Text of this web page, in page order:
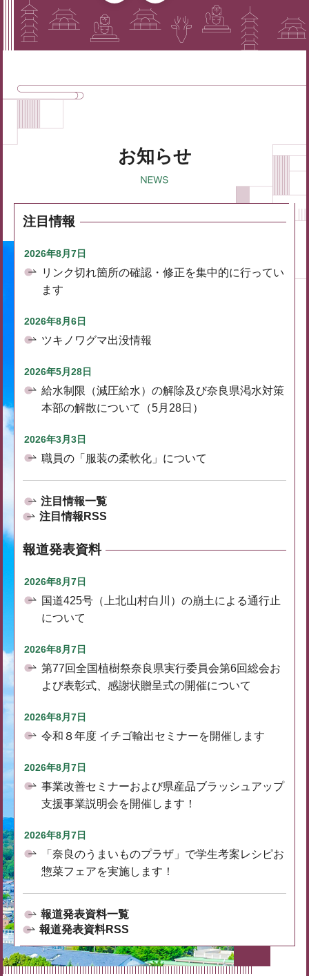
お知らせ
注目情報
2026年8月7日
リンク切れ箇所の確認・修正を集中的に行ってい
ます
2026年8月6日
ツキノワグマ出没情報
2026年5月28日
給水制限（減圧給水）の解除及び奈良県渇水対策
本部の解散について（5月28日）
2026年3月3日
職員の「服装の柔軟化」について
注目情報一覧
注目情報RSS
報道発表資料
2026年8月7日
国道425号（上北山村白川）の崩土による通行止
について
2026年8月7日
第77回全国植樹祭奈良県実行委員会第6回総会お
よび表彰式、感謝状贈呈式の開催について
2026年8月7日
令和８年度 イチゴ輸出セミナーを開催します
2026年8月7日
事業改善セミナーおよび県産品ブラッシュアップ
支援事業説明会を開催します！
2026年8月7日
「奈良のうまいものプラザ」で学生考案レシピお
惣菜フェアを実施します！
報道発表資料一覧
報道発表資料RSS